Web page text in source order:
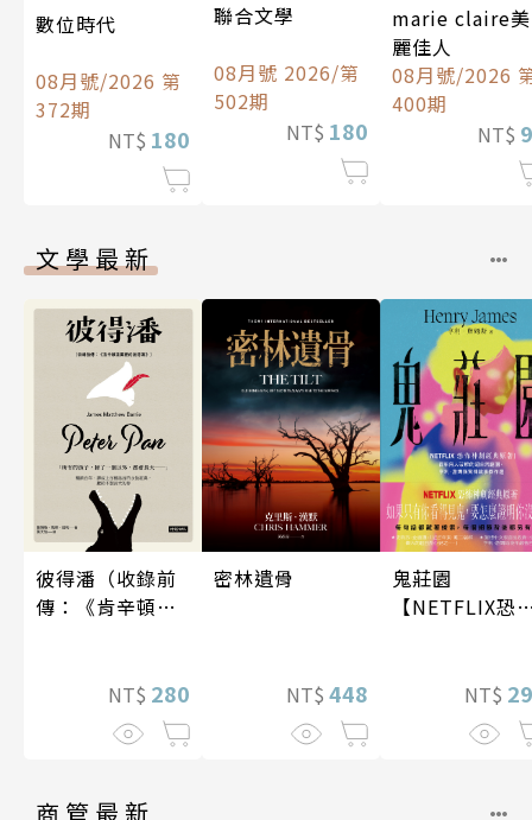
數位時代
08月號/2026 第
372期
NT$ 180
聯合文學
08月號 2026/第
502期
NT$ 180
marie claire美
麗佳人
08月號/2026
400期
NT$
文學最新
彼得潘（收錄前
傳：《肯辛頓花
NT$ 280
密林遺骨
NT$ 448
鬼莊園
【NETFLIX恐
NT$
商管最新